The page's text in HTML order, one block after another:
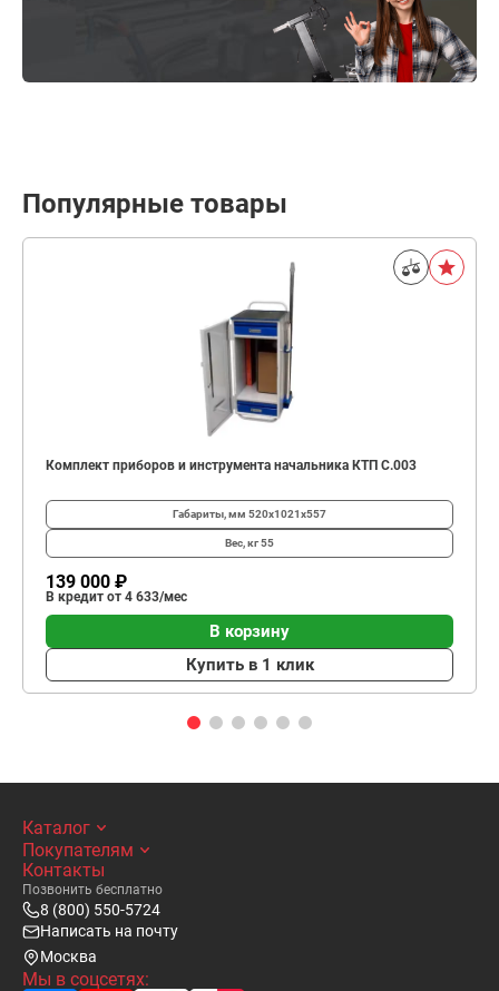
Популярные товары
Комплект приборов и инструмента начальника КТП C.003
Габариты, мм 520х1021х557
Вес, кг55
139 000 ₽
В кредит от 4 633/мес
В корзину
Купить в 1 клик
Каталог
Покупателям
Контакты
Позвонить бесплатно
8 (800) 550-5724
Написать на почту
Москва
Мы в соцсетях: